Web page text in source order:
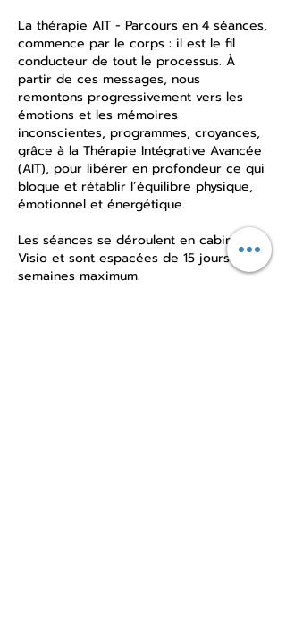
La thérapie AIT - Parcours en 4 séances,
commence par le corps : il est le fil
conducteur de tout le processus. À
partir de ces messages, nous
remontons progressivement vers les
émotions et les mémoires
inconscientes, programmes, croyances,
grâce à la Thérapie Intégrative Avancée
(AIT), pour libérer en profondeur ce qui
bloque et rétablir l’équilibre physique,
émotionnel et énergétique.
Les séances se déroulent en cabinet ou
Visio et sont espacées de 15 jours à 3
semaines maximum.